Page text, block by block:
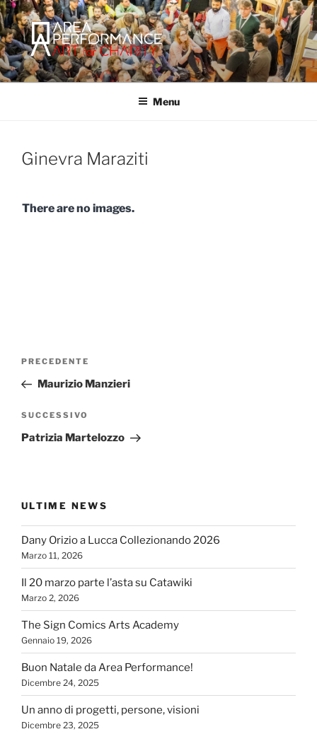
Salta
al
contenuto
AREA PERFORMANCE
Sito ufficiale della Onlus Area Performance.
Menu
Ginevra Maraziti
There are no images.
Navigazione
Articolo
precedente:
PRECEDENTE
Maurizio Manzieri
Articolo
successivo
SUCCESSIVO
Patrizia Martelozzo
ULTIME NEWS
Dany Orizio a Lucca Collezionando 2026
Marzo 11, 2026
Il 20 marzo parte l’asta su Catawiki
Marzo 2, 2026
The Sign Comics Arts Academy
Gennaio 19, 2026
Buon Natale da Area Performance!
Dicembre 24, 2025
Un anno di progetti, persone, visioni
Dicembre 23, 2025